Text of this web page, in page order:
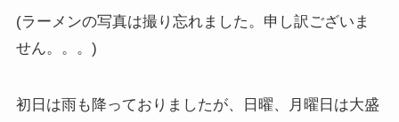
(ラーメンの写真は撮り忘れました。申し訳ございま
せん。。。)
初日は雨も降っておりましたが、日曜、月曜日は大盛